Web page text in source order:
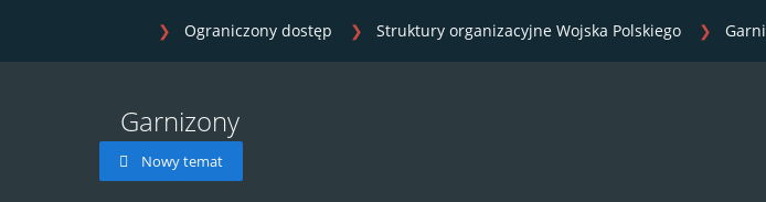
Ograniczony dostęp Struktury organizacyjne Wojska Polskiego
Garnizony
Nowy temat